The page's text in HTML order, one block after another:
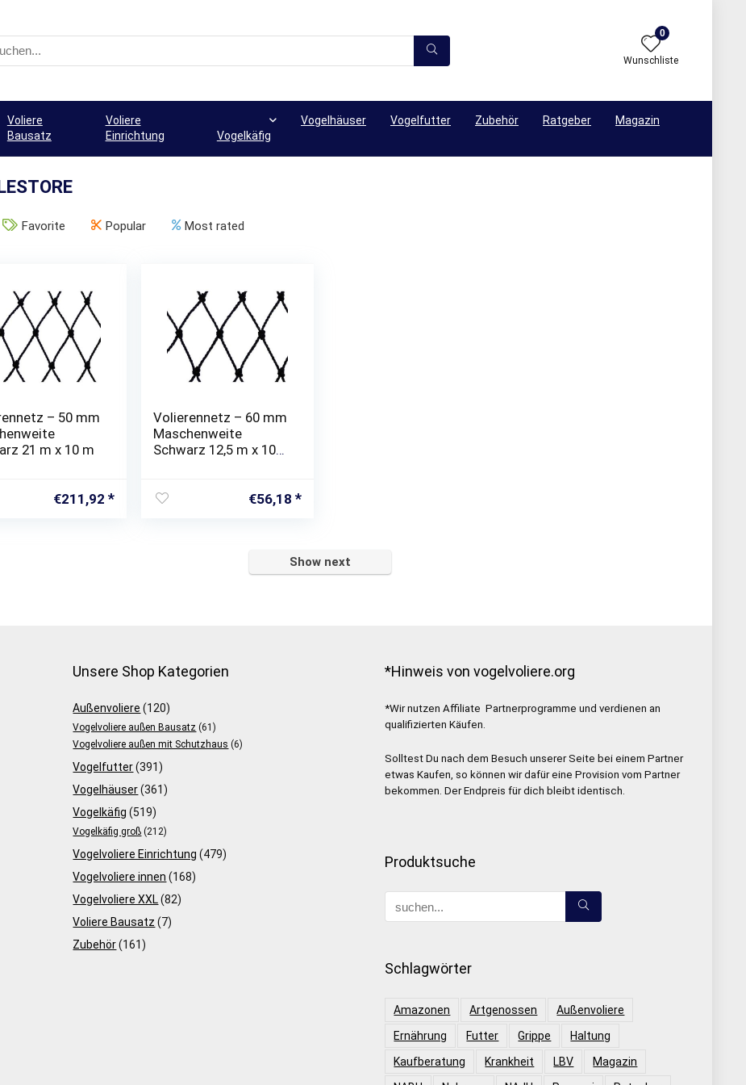
0
Wunschliste
Voliere
Bausatz
Voliere
Einrichtung
Vogelkäfig
Vogelhäuser Vogelfutter Zubehör Ratgeber Magazin
Favorite Popular Most rated
– 50 mm
21 m x 10 m
€211,92
Volierennetz – 60 mm
Maschenweite
Schwarz 12,5 m x 10
€56,18
Show next
Unsere Shop Kategorien
Außenvoliere (120)
Vogelvoliere außen Bausatz (61)
Vogelvoliere außen mit Schutzhaus (6)
Vogelfutter (391)
Vogelhäuser (361)
Vogelkäfig (519)
Vogelkäfig groß (212)
Vogelvoliere Einrichtung (479)
Vogelvoliere innen (168)
Vogelvoliere XXL (82)
Voliere Bausatz (7)
Zubehör (161)
*Hinweis von vogelvoliere.org
*Wir nutzen Affiliate Partnerprogramme und verdienen an
qualifizierten Käufen.
Solltest Du nach dem Besuch unserer Seite bei einem Partner
etwas Kaufen, so können wir dafür eine Provision vom Partner
bekommen. Der Endpreis für dich bleibt identisch.
Produktsuche
Schlagwörter
Amazonen Artgenossen
Außenvoliere
Ernährung
Futter Grippe
Haltung
Kaufberatung
Krankheit LBV
Magazin